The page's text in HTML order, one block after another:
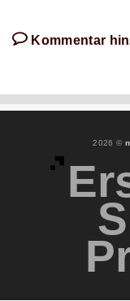
Kommentar
2026 ©